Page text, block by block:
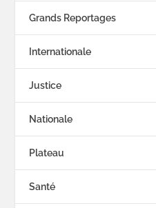
Grands Reportages
Internationale
Justice
Nationale
Plateau
Santé